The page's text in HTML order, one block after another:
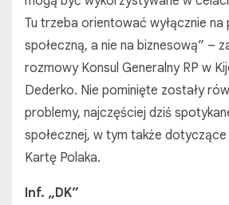
Tu trzeba orientować wyłącznie na
społeczną, a nie na biznesową” –
rozmowy Konsul Generalny RP w
Dederko. Nie pominięte zostały
problemy, najczęściej dziś
społecznej, w tym także
Kartę Polaka.
Inf. „DK”